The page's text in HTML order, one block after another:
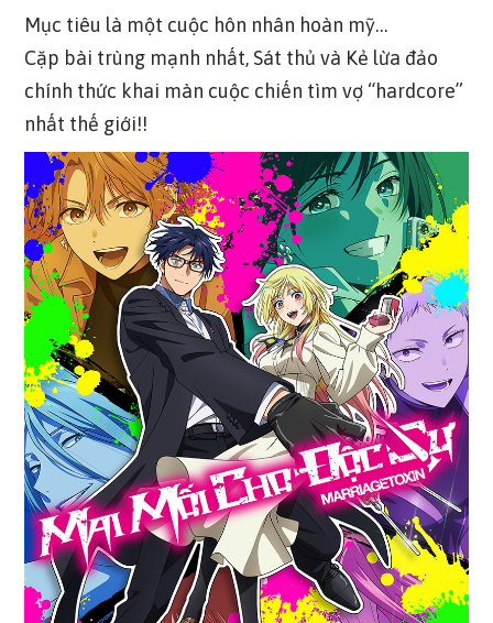
Mục tiêu là một cuộc hôn nhân hoàn mỹ…
Cặp bài trùng mạnh nhất, Sát thủ và Kẻ lừa đảo
chính thức khai màn cuộc chiến tìm vợ “hardcore”
nhất thế giới!!